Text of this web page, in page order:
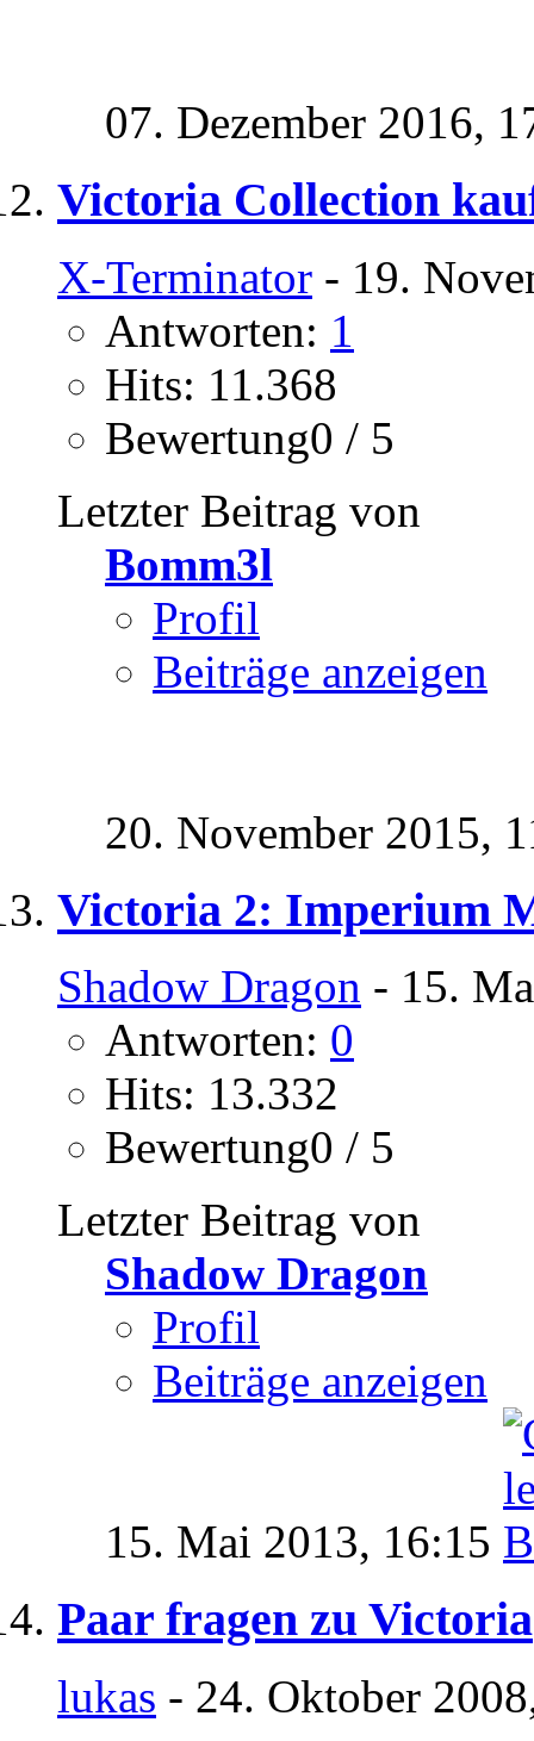
07. Dezember 2016,
Victoria Collection
X-Terminator - 19.
Antworten: 1
Hits: 11.368
Bewertung0 / 5
Letzter Beitrag von
Bomm3l
Profil
Beiträge anzeigen
20. November 2015,
Victoria 2: Imperium
Shadow Dragon - 15.
Antworten: 0
Hits: 13.332
Bewertung0 / 5
Letzter Beitrag von
Shadow Dragon
Profil
Beiträge anzeigen
15. Mai 2013, 16:15
Paar fragen zu Victoria
lukas - 24. Oktober